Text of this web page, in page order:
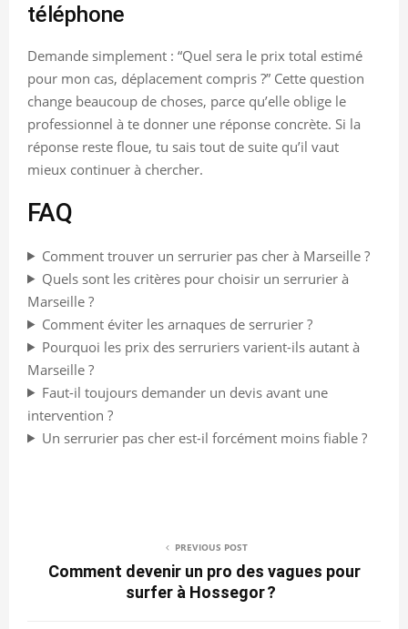
téléphone
Demande simplement : “Quel sera le prix total estimé
pour mon cas, déplacement compris ?” Cette question
change beaucoup de choses, parce qu’elle oblige le
professionnel à te donner une réponse concrète. Si la
réponse reste floue, tu sais tout de suite qu’il vaut
mieux continuer à chercher.
FAQ
Comment trouver un serrurier pas cher à Marseille ?
Quels sont les critères pour choisir un serrurier à
Marseille ?
Comment éviter les arnaques de serrurier ?
Pourquoi les prix des serruriers varient-ils autant à
Marseille ?
Faut-il toujours demander un devis avant une
intervention ?
Un serrurier pas cher est-il forcément moins fiable ?
PREVIOUS POST
Comment devenir un pro des vagues pour
surfer à Hossegor ?